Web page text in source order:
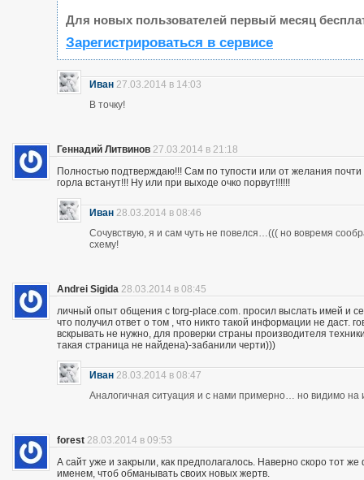
Для новых пользователей первый месяц
Зарегистрироваться в сервисе
Иван 27.03.2014 в 14:03
В точку!
Геннадий Литвинов 27.03.2014 в 21:18
Полностью подтверждаю!!! Сам по тупости или от желания
горла встанут!!! Ну или при выходе очко порвут!!!!!!
Иван 28.03.2014 в 08:46
Сочувствую, я и сам чуть не повелся…((( но вовремя
схему!
Andrei Sigida 28.03.2014 в 08:45
личный опыт общения с torg-place.com. просил выслать имей и
что получил ответ о том , что никто такой информации не
вскрывать не нужно, для проверки страны производителя
такая страница не найдена)-забанили черти)))
Иван 28.03.2014 в 08:47
Аналогичная ситуация и с нами примерно… но видимо на
forest 28.03.2014 в 09:53
А сайт уже и закрыли, как предполагалось. Наверно скоро тот
именем, чтоб обманывать своих новых жертв.